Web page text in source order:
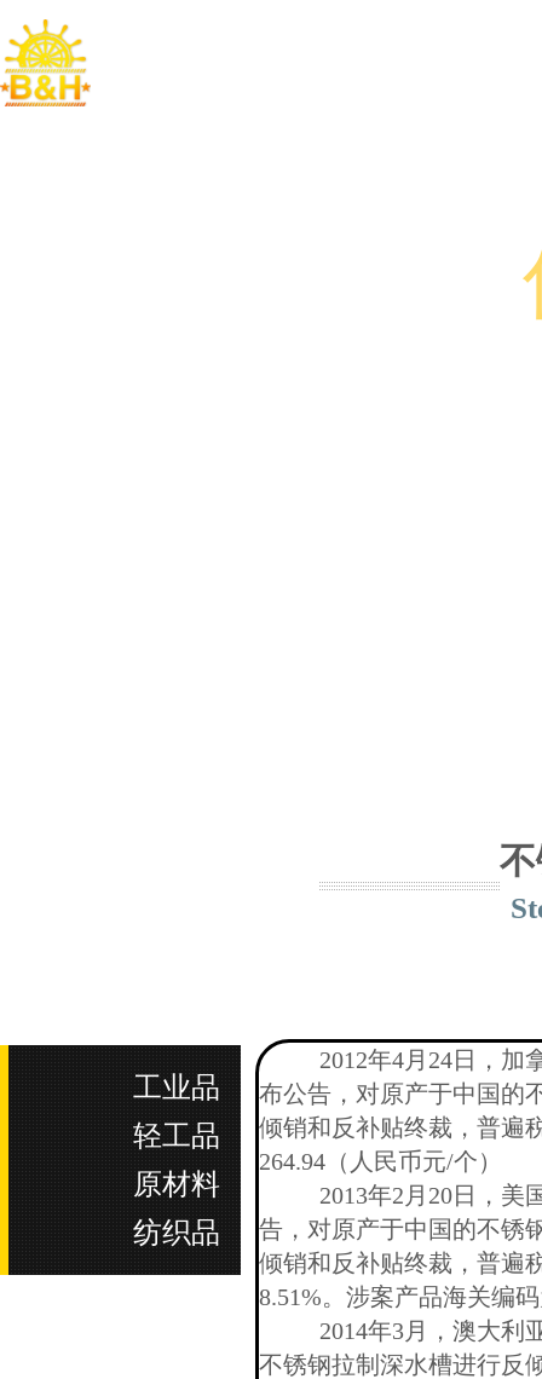
2012年4月 24日，加
布公告，对原产于中国的
倾销和反补贴终裁，普遍
264.94（人民币元/个）
2013年2 月 20日，美
告，对原产于中国的不锈
倾销和反补贴终裁，普遍
8.51%。 涉案产品海关编
2014年3月，澳大利
不锈钢拉制深水槽进行反
工业品
轻工品
原材料
纺织品